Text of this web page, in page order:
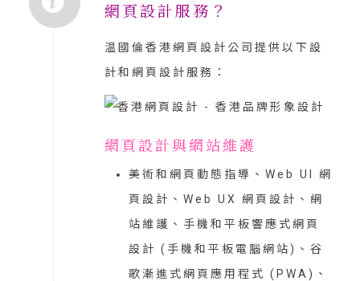
網頁設計服務？
温國倫香港網頁設計公司提供以下設
計和網頁設計服務：
網頁設計與網站維護
美術和網頁動態指導、Web UI 網
頁設計、Web UX 網頁設計、網
站維護、手機和平板響應式網頁
設計 (手機和平板電腦網站)、谷
歌漸進式網頁應用程式 (PWA)、